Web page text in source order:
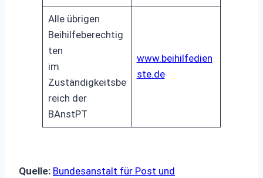
Alle übrigen
Beihilfeberechtig
ten
im
Zuständigkeitsbe
reich der
BAnstPT
www.beihilfedien
ste.de
Quelle: Bundesanstalt für Post und